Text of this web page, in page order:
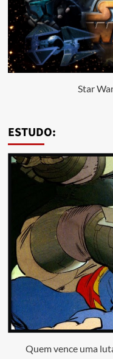
Star
ESTUDO:
Quem vence uma